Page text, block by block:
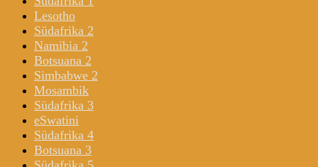
Lesotho
Südafrika 2
Namibia 2
Botsuana 2
Simbabwe 2
Mosambik
Südafrika 3
eSwatini
Südafrika 4
Botsuana 3